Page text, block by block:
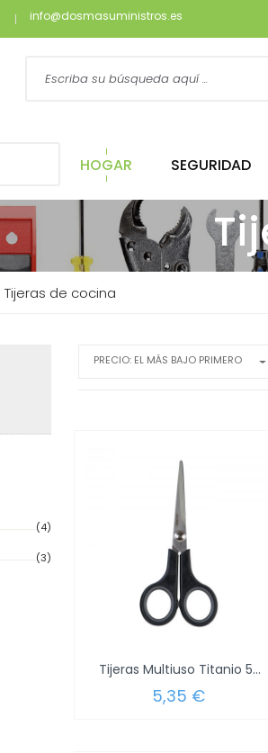
info@dosmasuministros.es
HOGAR SEGURIDAD
Tijeras de cocina
(4)
(3)
PRECIO: EL MÁS BAJO PRIMERO
Tijeras Multiuso Titanio 5,5" Blister
5,35 €